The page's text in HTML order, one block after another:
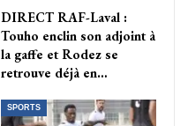
DIRECT RAF-Laval :
Touho enclin son adjoint à
la gaffe et Rodez se
retrouve déjà en…
SPORTS